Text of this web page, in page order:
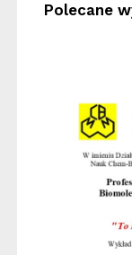
Polecane